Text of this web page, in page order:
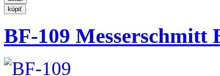
BF-109 Messerschmitt